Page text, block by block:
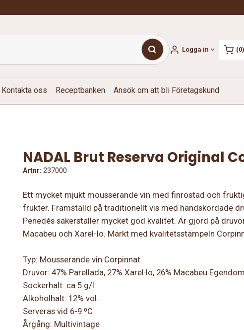
Logga in (0)
Kontakta oss Receptbanken Ansök om att bli Företagskund
NADAL Brut Reserva Original
Artnr: 237000
Ett mycket mjukt mousserande vin med finrostad och
frukter. Framställd på traditionellt vis med handskördade
Penedès säkerställer mycket god kvalitet. Är gjord på
Macabeu och Xarel-lo. Märkt med kvalitetsstämpeln
Typ: Mousserande vin Corpinnat
Druvor: 47% Parellada, 27% Xarel·lo, 26% Macabeu
Sockerhalt: ca 5 g/l.
Alkoholhalt: 12% vol.
Serveras vid 6-9 ºC
Årgång: Multivintage